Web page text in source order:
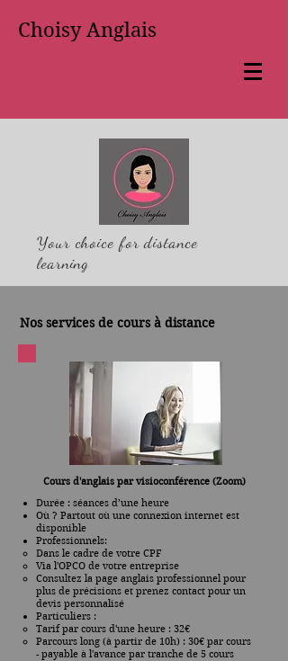
Choisy Anglais
Your choice for distance
learning
Nos services de cours à distance
Cours d'anglais par visioconférence (Zoom)
Durée : séances d’une heure
Où ? Partout où une connexion internet est
disponible
Professionnels:
Dans le cadre de votre CPF
Via l'OPCO de votre entreprise
Consultez la page anglais professionnel pour
plus de précisions et prenez contact pour un
devis personnalisé
Particuliers :
Tarif par cours d'une heure : 32€
Parcours long (à partir de 10h) : 30€ par cours
- payable à l'avance par tranche de 5 cours